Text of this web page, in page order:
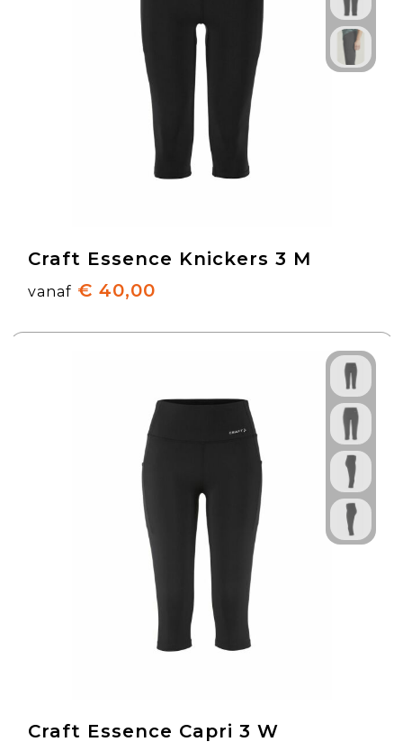
Craft Essence Knickers 3 M
vanaf € 40,00
Craft Essence Capri 3 W